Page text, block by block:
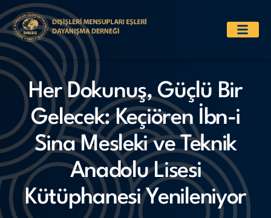
Her Dokunuş, Güçlü Bir
Gelecek: Keçiören İbn-i
Sina Mesleki ve Teknik
Anadolu Lisesi
Kütüphanesi Yenileniyor